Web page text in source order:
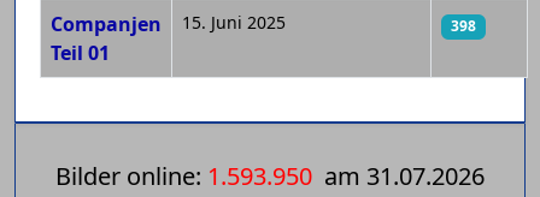
Beiträge
Companjen
Teil 01
15. Juni 2025 398
Bilder online: 1.593.950 am 31.07.2026